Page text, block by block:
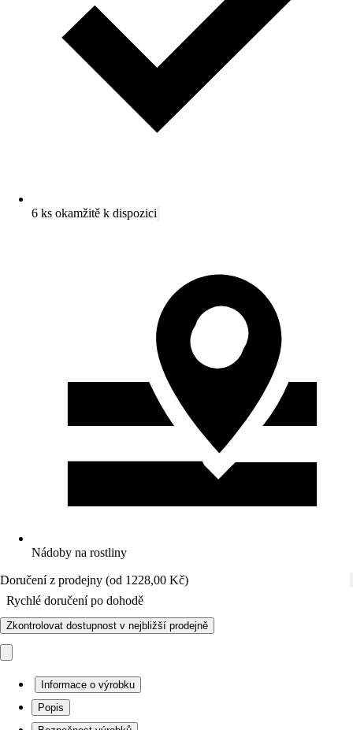
6 ks okamžitě k dispozici
Nádoby na rostliny
Doručení z prodejny (od 1228,00 Kč)
Rychlé doručení po dohodě
Zkontrolovat dostupnost v nejbližší prodejně
Informace o výrobku
Popis